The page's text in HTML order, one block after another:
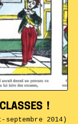
CLASSES !
2014)